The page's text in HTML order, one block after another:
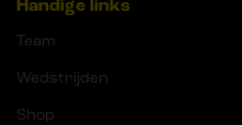
Handige links
Team
Wedstrijden
Shop